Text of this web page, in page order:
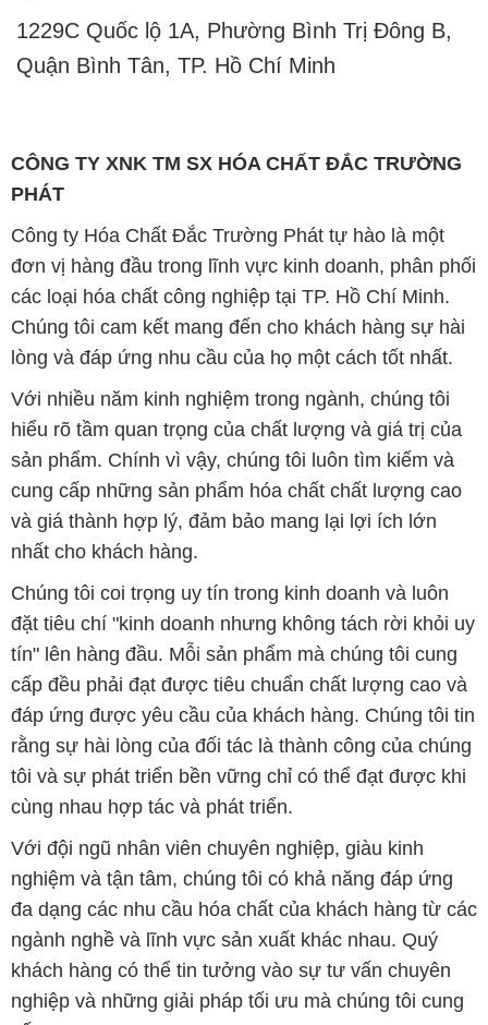
1229C Quốc lộ 1A, Phường Bình Trị Đông B,
Quận Bình Tân, TP. Hồ Chí Minh
CÔNG TY XNK TM SX HÓA CHẤT ĐẮC TRƯỜNG
PHÁT
Công ty Hóa Chất Đắc Trường Phát tự hào là một
đơn vị hàng đầu trong lĩnh vực kinh doanh, phân phối
các loại hóa chất công nghiệp tại TP. Hồ Chí Minh.
Chúng tôi cam kết mang đến cho khách hàng sự hài
lòng và đáp ứng nhu cầu của họ một cách tốt nhất.
Với nhiều năm kinh nghiệm trong ngành, chúng tôi
hiểu rõ tầm quan trọng của chất lượng và giá trị của
sản phẩm. Chính vì vậy, chúng tôi luôn tìm kiếm và
cung cấp những sản phẩm hóa chất chất lượng cao
và giá thành hợp lý, đảm bảo mang lại lợi ích lớn
nhất cho khách hàng.
Chúng tôi coi trọng uy tín trong kinh doanh và luôn
đặt tiêu chí "kinh doanh nhưng không tách rời khỏi uy
tín" lên hàng đầu. Mỗi sản phẩm mà chúng tôi cung
cấp đều phải đạt được tiêu chuẩn chất lượng cao và
đáp ứng được yêu cầu của khách hàng. Chúng tôi tin
rằng sự hài lòng của đối tác là thành công của chúng
tôi và sự phát triển bền vững chỉ có thể đạt được khi
cùng nhau hợp tác và phát triển.
Với đội ngũ nhân viên chuyên nghiệp, giàu kinh
nghiệm và tận tâm, chúng tôi có khả năng đáp ứng
đa dạng các nhu cầu hóa chất của khách hàng từ các
ngành nghề và lĩnh vực sản xuất khác nhau. Quý
khách hàng có thể tin tưởng vào sự tư vấn chuyên
nghiệp và những giải pháp tối ưu mà chúng tôi cung